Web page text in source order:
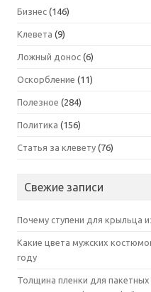
Бизнес (146)
Клевета (9)
Ложный донос (6)
Оскорбление (11)
Полезное (284)
Политика (156)
Статья за клевету (76)
Свежие записи
Почему ступени для крыльца
Какие цвета мужских
году
Толщина пленки для